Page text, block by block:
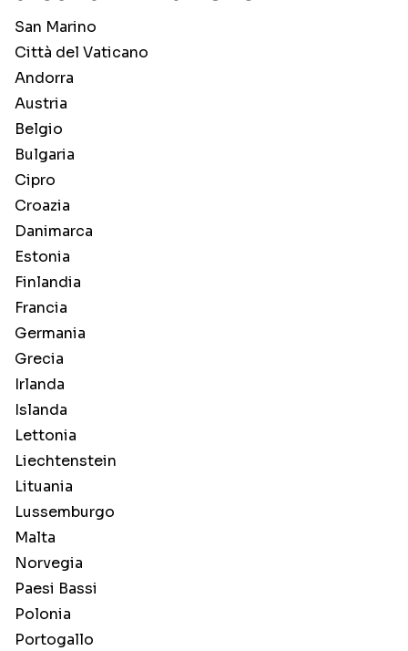
San Marino
Città del Vaticano
Andorra
Austria
Belgio
Bulgaria
Cipro
Croazia
Danimarca
Estonia
Finlandia
Francia
Germania
Grecia
Irlanda
Islanda
Lettonia
Liechtenstein
Lituania
Lussemburgo
Malta
Norvegia
Paesi Bassi
Polonia
Portogallo